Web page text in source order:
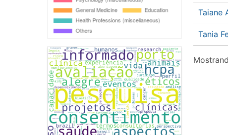
Taiane
Tania